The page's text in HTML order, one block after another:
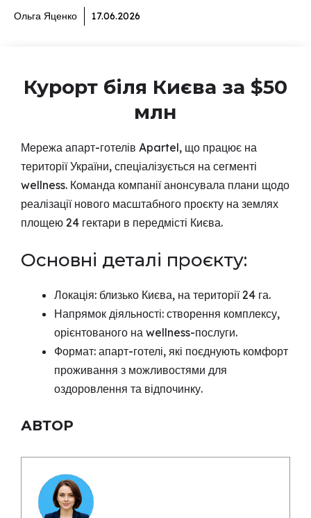
Ольга Яценко 17.06.2026
Курорт біля Києва за $50
млн
Мережа апарт-готелів Apartel, що працює на
території України, спеціалізується на сегменті
wellness. Команда компанії анонсувала плани щодо
реалізації нового масштабного проєкту на землях
площею 24 гектари в передмісті Києва.
Основні деталі проєкту:
Локація: близько Києва, на території 24 га.
Напрямок діяльності: створення комплексу,
орієнтованого на wellness-послуги.
Формат: апарт-готелі, які поєднують комфорт
проживання з можливостями для
оздоровлення та відпочинку.
АВТОР